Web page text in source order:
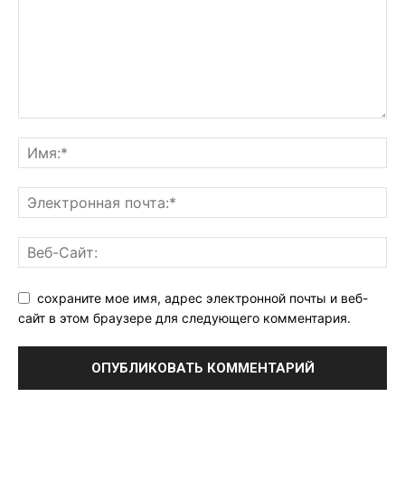
сохраните мое имя, адрес электронной почты и веб-
сайт в этом браузере для следующего комментария.